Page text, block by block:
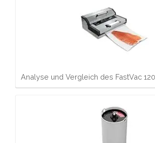
Analyse und Vergleich des FastVac